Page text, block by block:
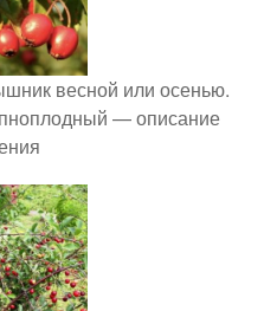
весной или осенью.
— описание